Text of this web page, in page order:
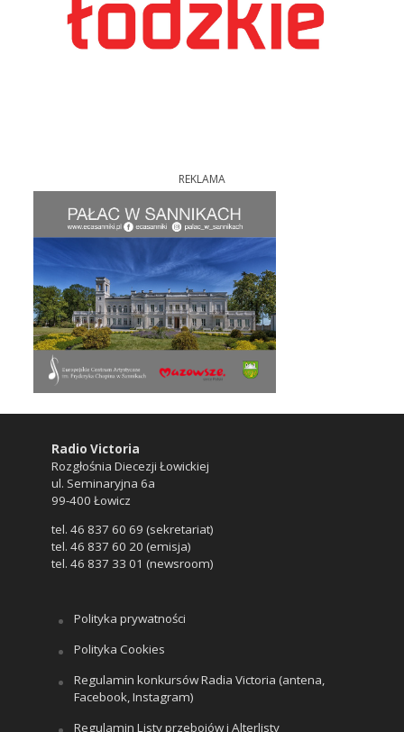
REKLAMA
Radio Victoria
Rozgłośnia Diecezji Łowickiej
ul. Seminaryjna 6a
99-400 Łowicz
tel. 46 837 60 69 (sekretariat)
tel. 46 837 60 20 (emisja)
tel. 46 837 33 01 (newsroom)
Polityka prywatności
Polityka Cookies
Regulamin konkursów Radia Victoria (antena,
Facebook, Instagram)
Regulamin Listy przebojów i Alterlisty